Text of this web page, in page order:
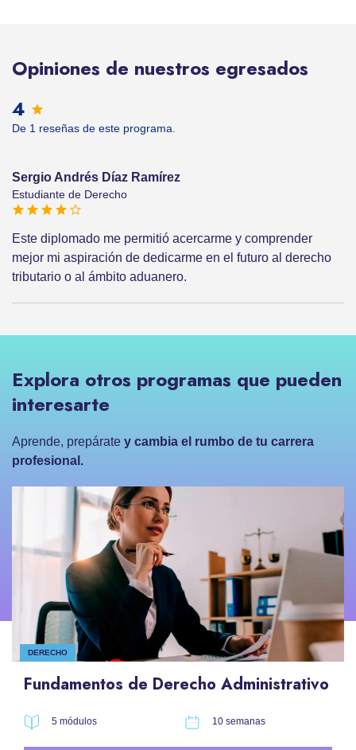
Opiniones de nuestros egresados
4
De 1 reseñas de este programa.
Sergio Andrés Díaz Ramírez
Estudiante de Derecho
Este diplomado me permitió acercarme y comprender
mejor mi aspiración de dedicarme en el futuro al derecho
tributario o al ámbito aduanero.
Explora otros programas que pueden
interesarte
Aprende, prepárate y cambia el rumbo de tu carrera
profesional.
DERECHO
Fundamentos de Derecho Administrativo
5 módulos 10 semanas